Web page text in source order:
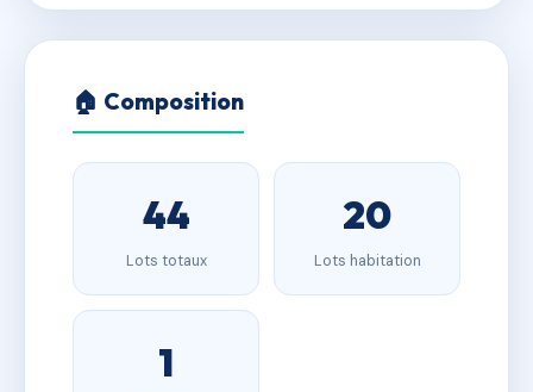
🏠 Composition
44
Lots totaux
20
Lots habitation
1